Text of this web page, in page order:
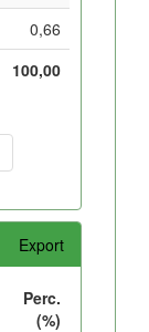
0,66
100,00
Export
Perc.
(%)